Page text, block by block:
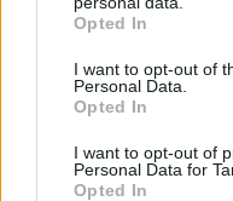
grant or deny consent to
use your data for below
consent section.
Opted In
I want to opt-out of
Personal Data.
Opted In
I want to opt-out of
Personal Data for
Opted In